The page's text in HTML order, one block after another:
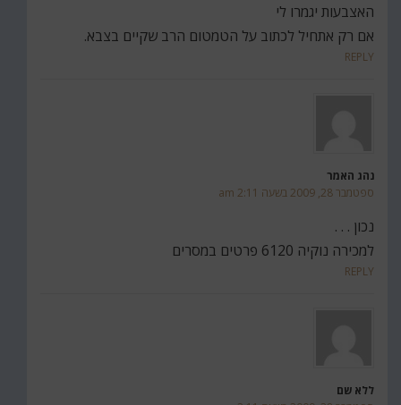
האצבעות יגמרו לי
אם רק אתחיל לכתוב על הטמטום הרב שקיים בצבא.
REPLY
נהג האמר
ספטמבר 28, 2009 בשעה 2:11 am
נכון . . .
למכירה נוקיה 6120 פרטים במסרים
REPLY
ללא שם